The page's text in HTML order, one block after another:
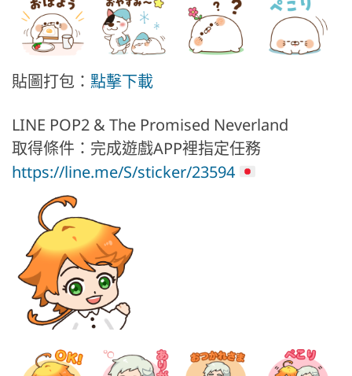
貼圖打包： 點擊下載
LINE POP2 & The Promised Neverland
取得條件：完成遊戲APP裡指定任務
https://line.me/S/sticker/23594